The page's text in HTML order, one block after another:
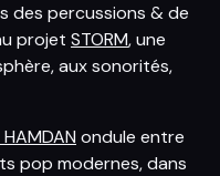
des percussions & de
projet STORM, une
aux sonorités,
ondule entre
pop modernes, dans